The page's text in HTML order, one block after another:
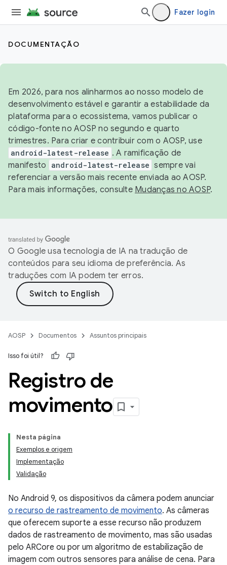
Fazer login
DOCUMENTAÇÃO
Em 2026, para nos alinharmos ao nosso modelo de
desenvolvimento estável e garantir a estabilidade da
plataforma para o ecossistema, vamos publicar o
código-fonte no AOSP no segundo e quarto
trimestres. Para criar e contribuir com o AOSP, use
android-latest-release . A ramificação de
manifesto
android-latest-release sempre vai
referenciar a versão mais recente enviada ao AOSP.
Para mais informações, consulte Mudanças no AOSP.
O Google usa tecnologia de IA na tradução de
conteúdos para seu idioma de preferência. As
traduções com IA podem ter erros.
AOSP Documentos Assuntos principais
Isso foi útil?
Registro de
movimento
Nesta página
Exemplos e origem
Implementação
Validação
No Android 9, os dispositivos da câmera podem anunciar
o recurso de rastreamento de movimento. As câmeras
que oferecem suporte a esse recurso não produzem
dados de rastreamento de movimento, mas são usadas
pelo ARCore ou por um algoritmo de estabilização de
imagem com outros sensores para análise de cena. Para